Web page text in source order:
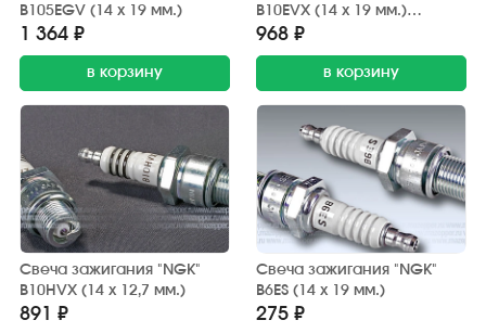
B105EGV (14 х 19 мм.)
1 364 ₽
в корзину
B10EVX (14 х 19 мм.)
Platinum
968 ₽
в корзину
Свеча зажигания "NGK"
B10HVX (14 х 12,7 мм.)
891 ₽
Свеча зажигания "NGK"
B6ES (14 х 19 мм.)
275 ₽